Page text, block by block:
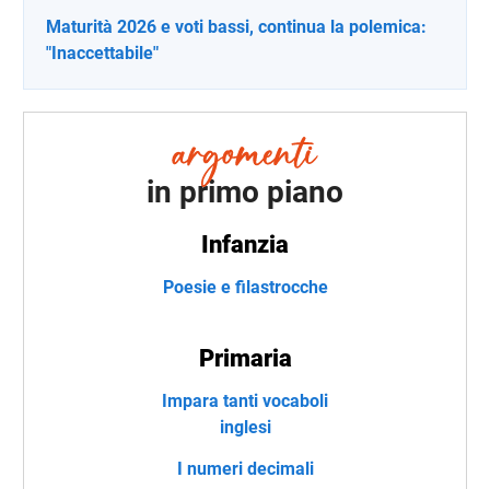
Maturità 2026 e voti bassi, continua la polemica:
"Inaccettabile"
in primo piano
Infanzia
Poesie e filastrocche
Primaria
Impara tanti vocaboli
inglesi
I numeri decimali